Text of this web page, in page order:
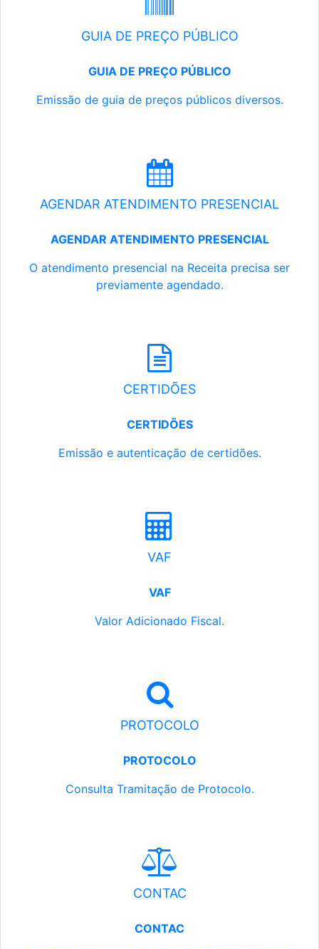
GUIA DE PREÇO PÚBLICO
GUIA DE PREÇO PÚBLICO
Emissão de guia de preços públicos diversos.
AGENDAR ATENDIMENTO PRESENCIAL
AGENDAR ATENDIMENTO PRESENCIAL
O atendimento presencial na Receita precisa ser
previamente agendado.
CERTIDÕES
CERTIDÕES
Emissão e autenticação de certidões.
VAF
VAF
Valor Adicionado Fiscal.
PROTOCOLO
PROTOCOLO
Consulta Tramitação de Protocolo.
CONTAC
CONTAC